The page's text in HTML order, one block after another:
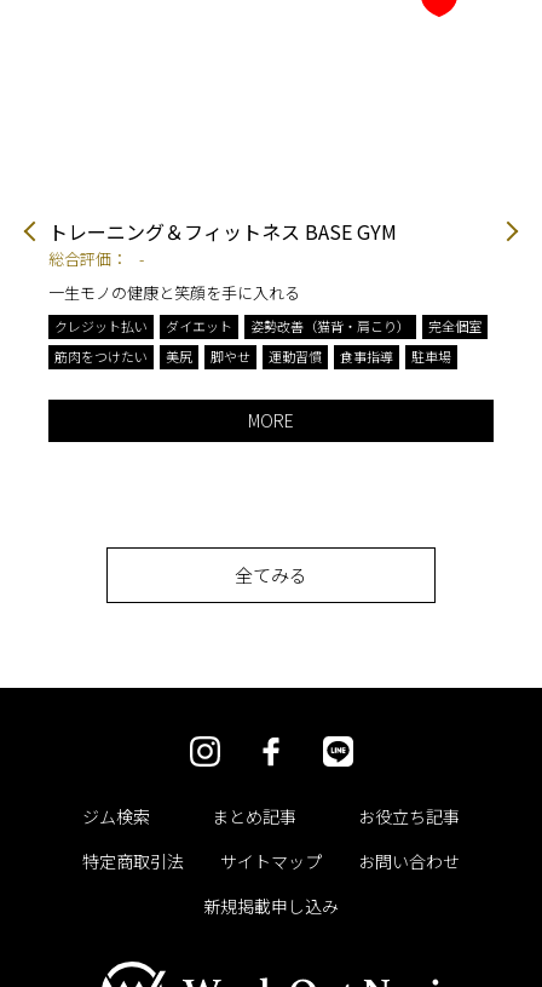
トレーニング＆フィットネス BASE GYM
総合評価：
-
一生モノの健康と笑顔を手に入れる
クレジット払い ダイエット 姿勢改善（猫背・肩こり）
完全個室
筋肉をつけたい
美尻 脚やせ 運動習慣 食事指導 駐車場
MORE
全てみる
ジム検索 まとめ記事
お役立ち記事
特定商取引法
サイトマップ
お問い合わせ
新規掲載申し込み